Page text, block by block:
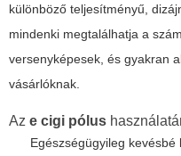
különböző teljesítményű,
mindenki megtalálhatja a
versenyképesek, és gyakran
vásárlóknak.
Az e cigi pólus
Egészségügyileg kevésbé